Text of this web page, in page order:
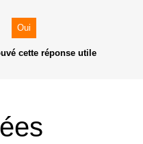
Oui
cette réponse utile